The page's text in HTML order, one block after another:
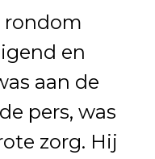
rondom
en
aan de
pers, was
zorg. Hij